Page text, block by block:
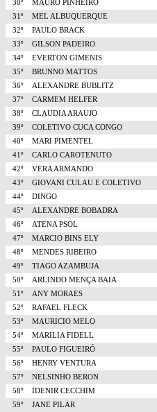
30º
MAURO PINHEIRO
31º
MEL ALBUQUERQUE
32º
PAULO BRACK
33º
GILSON PADEIRO
34º
EVERTON GIMENIS
35º
BRUNNO MATTOS
36º
ALEXANDRE BUBLITZ
37º
CARMEM HELFER
38º
CLAUDIA ARAUJO
39º
COLETIVO CUCA CONGO
40º
MARI PIMENTEL
41º
CARLO CAROTENUTO
42º
VERA ARMANDO
43º
GIOVANI CULAU E COLETIVO
44º
DINGO
45º
ALEXANDRE BOBADRA
46º
ATENA PSOL
47º
MARCIO BINS ELY
48º
MENDES RIBEIRO
49º
TIAGO AZAMBUJA
50º
ARLINDO MENÇA BAIA
51º
ANY MORAES
52º
RAFAEL FLECK
53º
MAURICIO MELO
54º
MARILIA FIDELL
55º
PAULO FIGUEIRÓ
56º
HENRY VENTURA
57º
NELSINHO BERON
58º
IDENIR CECCHIM
59º
JANE PILAR